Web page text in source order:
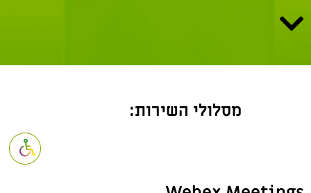
פתח סרגל
מסלולי השירות: